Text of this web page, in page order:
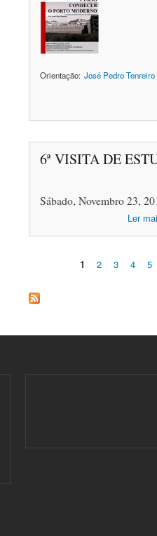
Orientação: José Pedro Tenreiro
6ª VISITA DE
Sábado, Novembro 23,
Ler
1 2 3 4 5